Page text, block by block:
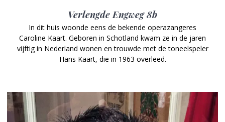
Verlengde Engweg 8b
In dit huis woonde eens de bekende operazangeres
Caroline Kaart. Geboren in Schotland kwam ze in de jaren
vijftig in Nederland wonen en trouwde met de toneelspeler
Hans Kaart, die in 1963 overleed.